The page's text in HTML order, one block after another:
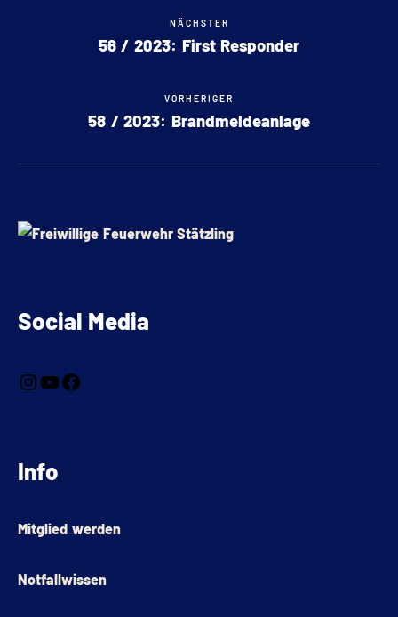
NÄCHSTER
56 / 2023: First Responder
VORHERIGER
58 / 2023: Brandmeldeanlage
Social Media
Info
Mitglied werden
Notfallwissen